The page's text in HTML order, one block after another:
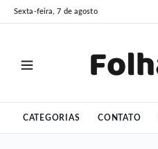
Pular
para
Pular
para
Sexta-feira, 7 de agosto
CATEGORIAS CONTATO